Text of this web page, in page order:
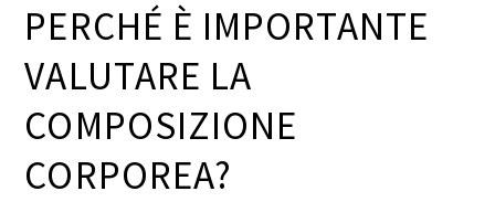
PERCHÉ È IMPORTANTE
VALUTARE LA
COMPOSIZIONE
CORPOREA?